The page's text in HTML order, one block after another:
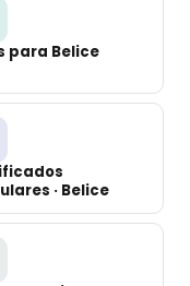
para Belice
· Belice